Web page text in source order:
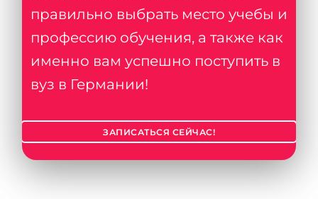
правильно выбрать место учебы и
профессию обучения, а также как
именно вам успешно поступить в
вуз в Германии!
ЗАПИСАТЬСЯ СЕЙЧАС!